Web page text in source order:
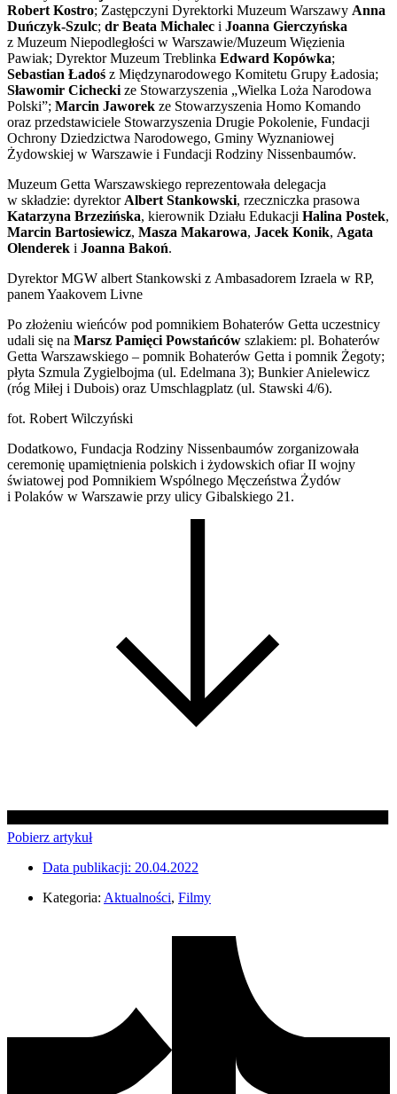
Robert Kostro; Zastępczyni Dyrektorki Muzeum Warszawy Anna
Duńczyk-Szulc; dr Beata Michalec i Joanna Gierczyńska
z Muzeum Niepodległości w Warszawie/Muzeum Więzienia
Pawiak; Dyrektor Muzeum Treblinka Edward Kopówka;
Sebastian Ładoś z Międzynarodowego Komitetu Grupy Ładosia;
Sławomir Cichecki ze Stowarzyszenia „Wielka Loża Narodowa
Polski”; Marcin Jaworek ze Stowarzyszenia Homo Komando
oraz przedstawiciele Stowarzyszenia Drugie Pokolenie, Fundacji
Ochrony Dziedzictwa Narodowego, Gminy Wyznaniowej
Żydowskiej w Warszawie i Fundacji Rodziny Nissenbaumów.
Muzeum Getta Warszawskiego reprezentowała delegacja
w składzie: dyrektor Albert Stankowski, rzeczniczka prasowa
Katarzyna Brzezińska, kierownik Działu Edukacji Halina Postek,
Marcin Bartosiewicz, Masza Makarowa, Jacek Konik, Agata
Olenderek i Joanna Bakoń.
Dyrektor MGW albert Stankowski z Ambasadorem Izraela w RP,
panem Yaakovem Livne
Po złożeniu wieńców pod pomnikiem Bohaterów Getta uczestnicy
udali się na Marsz Pamięci Powstańców szlakiem: pl. Bohaterów
Getta Warszawskiego – pomnik Bohaterów Getta i pomnik Żegoty;
płyta Szmula Zygielbojma (ul. Edelmana 3); Bunkier Anielewicz
(róg Miłej i Dubois) oraz Umschlagplatz (ul. Stawski 4/6).
fot. Robert Wilczyński
Dodatkowo, Fundacja Rodziny Nissenbaumów zorganizowała
ceremonię upamiętnienia polskich i żydowskich ofiar II wojny
światowej pod Pomnikiem Wspólnego Męczeństwa Żydów
i Polaków w Warszawie przy ulicy Gibalskiego 21.
Pobierz artykuł
Data publikacji: 20.04.2022
Kategoria: Aktualności, Filmy